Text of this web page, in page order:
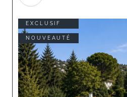
EXCLUSIF
NOUVEAUTÉ